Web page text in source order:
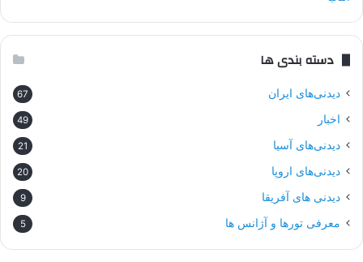
دسته بندی ها
دیدنی‌های ایران 67
اخبار 49
دیدنی‌های آسیا 21
دیدنی‌های اروپا 20
دیدنی های آفریقا 9
معرفی تورها و آژانس ها 5